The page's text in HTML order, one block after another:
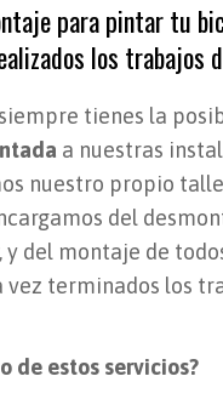
para pintar tu
los trabajos
tienes la
a nuestras
nuestro propio
del
del montaje de
vez terminados los
de estos servicios?